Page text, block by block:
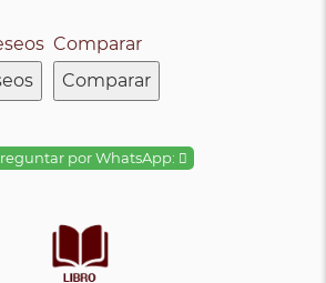
Comparar
Comparar
por WhatsApp: